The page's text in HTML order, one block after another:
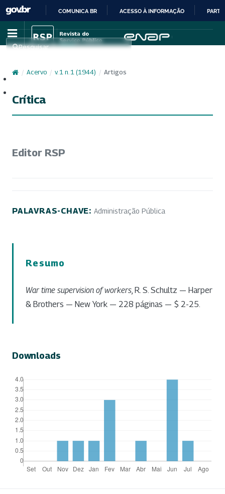
IR
PARA
CONTEÚDO
COMUNICA BR ACESSO À INFORMAÇÃO
Pesquisar
/ Acervo / v. 1 n. 1 (1944) / Artigos
Crítica
Editor RSP
PALAVRAS-CHAVE: Administração Pública
Resumo
War time supervision of workers , R. S. Schultz — Harper
& Brothers — New York — 228 páginas — $ 2-25.
Downloads